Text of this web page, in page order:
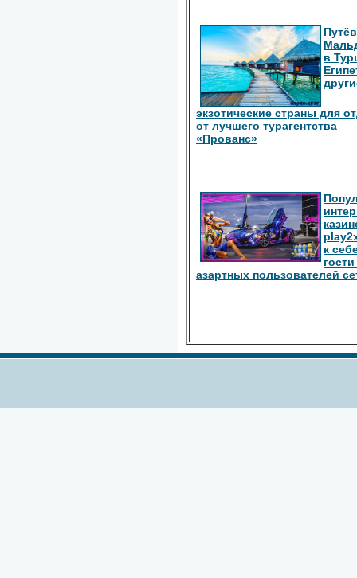
в
экзотические страны для
от лучшего турагентства
«Прованс»
к
азартных пользователей